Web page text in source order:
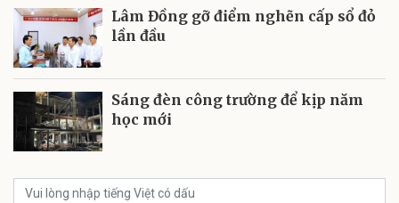
Lâm Đồng gỡ điểm nghẽn cấp sổ đỏ
lần đầu
Sáng đèn công trường để kịp năm
học mới